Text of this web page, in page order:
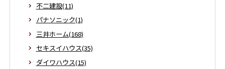
不二建設(11)
パナソニック(1)
三井ホーム(168)
セキスイハウス(35)
ダイワハウス(15)